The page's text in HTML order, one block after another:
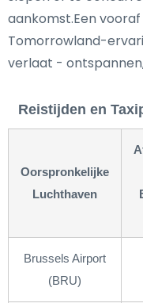
aankomst.Een
Tomorrowland-
verlaat -
Reistijden en
Oorspronkelijke
Luchthaven
Brussels Airport
(BRU)